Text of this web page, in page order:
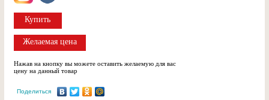
Купить
Желаемая цена
Нажав на кнопку вы можете оставить желаемую для вас
цену на данный товар
Поделиться